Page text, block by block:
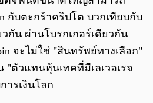
กับตะกร้าคริปโต บวกเทียบกับ
วกัน ผ่านโบรกเกอร์เดียวกัน
จะไม่ใช่ "สินทรัพย์ทางเลือก"
"ตัวแทนหุ้นเทคที่มีเลเวอเรจ
ารเงินโลก